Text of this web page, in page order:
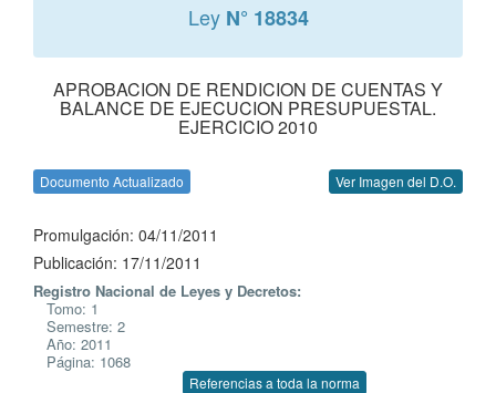
Ley N° 18834
APROBACION DE RENDICION DE CUENTAS Y
BALANCE DE EJECUCION PRESUPUESTAL.
EJERCICIO 2010
Documento Actualizado Ver Imagen del D.O.
Promulgación: 04/11/2011
Publicación: 17/11/2011
Registro Nacional de Leyes y Decretos:
Tomo: 1
Semestre: 2
Año: 2011
Página: 1068
Referencias a toda la norma